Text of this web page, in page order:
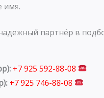
имя.
партнёр в
+7 925 592-88-08
+7 925 746-88-08